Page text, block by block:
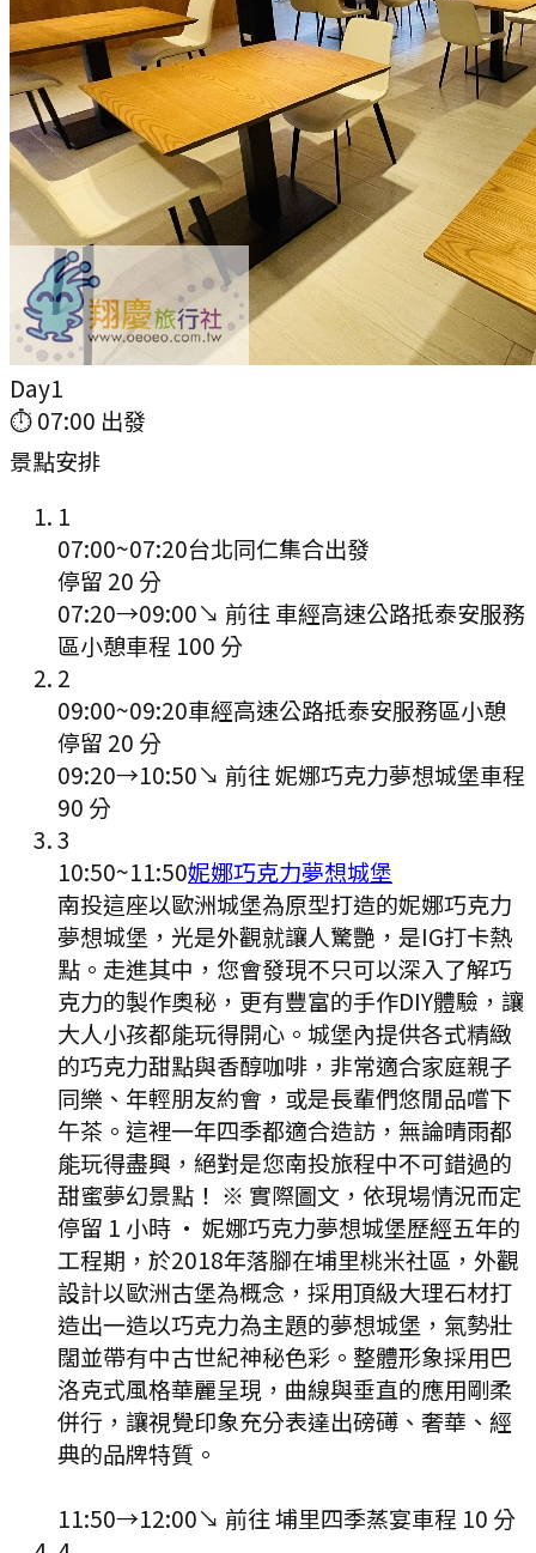
Day1
⏱07:00 出發
景點安排
1
07:00~07:20台北同仁集合出發
停留 20 分
07:20→09:00↘ 前往 車經高速公路抵泰安服務
區小憩車程 100 分
2
09:00~09:20車經高速公路抵泰安服務區小憩
停留 20 分
09:20→10:50↘ 前往妮娜巧克力夢想城堡車程
90 分
3
10:50~11:50妮娜巧克力夢想城堡
南投這座以歐洲城堡為原型打造的妮娜巧克力
夢想城堡，光是外觀就讓人驚艷，是IG打卡熱
點。走進其中，您會發現不只可以深入了解巧
克力的製作奧秘，更有豐富的手作DIY體驗，讓
大人小孩都能玩得開心。城堡內提供各式精緻
的巧克力甜點與香醇咖啡，非常適合家庭親子
同樂、年輕朋友約會，或是長輩們悠閒品嚐下
午茶。這裡一年四季都適合造訪，無論晴雨都
能玩得盡興，絕對是您南投旅程中不可錯過的
甜蜜夢幻景點！ ※ 實際圖文，依現場情況而定
停留 1 小時 · 妮娜巧克力夢想城堡歷經五年的
工程期，於2018年落腳在埔里桃米社區，外觀
設計以歐洲古堡為概念，採用頂級大理石材打
造出一造以巧克力為主題的夢想城堡，氣勢壯
闊並帶有中古世紀神秘色彩。整體形象採用巴
洛克式風格華麗呈現，曲線與垂直的應用剛柔
併行，讓視覺印象充分表達出磅礡、奢華、經
典的品牌特質。
11:50→12:00↘ 前往埔里四季蒸宴車程 10 分